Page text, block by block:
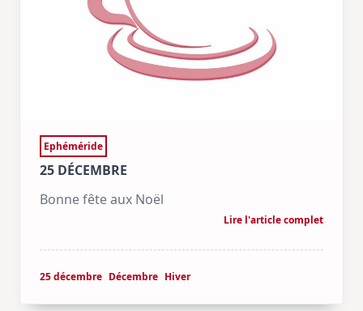
Ephéméride
25 DÉCEMBRE
Bonne fête aux Noël
Lire l'article complet
25 décembre Décembre Hiver